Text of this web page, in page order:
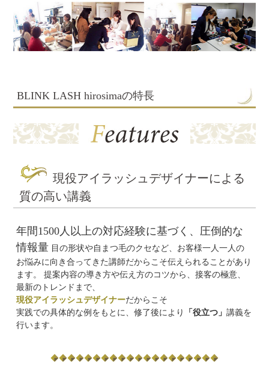
BLINK LASH hirosimaの特長
現役アイラッシュデザイナーによる
質の高い講義
年間1500人以上の対応経験に基づく、圧倒的な
情報量 目の形状や自まつ毛のクセなど、お客様一人一人の
お悩みに向き合ってきた講師だからこそ伝えられることがあり
ます。 提案内容の導き方や伝え方のコツから、接客の極意、
最新のトレンドまで、
現役アイラッシュデザイナーだからこそ
実践での具体的な例をもとに、修了後により
「役立つ」講義を
行います。